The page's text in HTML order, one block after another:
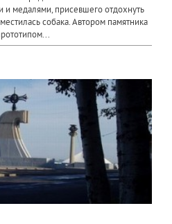
и медалями, присевшего отдохнуть
собака. Автором памятника